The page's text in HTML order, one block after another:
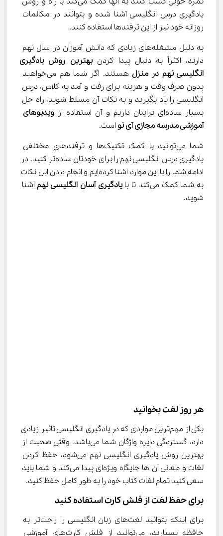
یادگیری درس انگلیسی آشنا شده و بتوانند در مکالمات
روزانه خود نیز از این ترفندها استفاده کنند.
به دلیل مشغله‌های زیادی که دانش آموزان در سال نهم
دارند، اکثراً به دنبال پیدا کردن بهترین روش یادگیری
انگلیسی نهم در منزل
هستند. اگر شما هم می‌خواهید
بدون صرف وقت و هزینه برای رفت و آمد به کلاس، درس
انگلیسی را یاد بگیرید و به نکات آن مسلط شوید، راه حل
بسیار ساده‌ای برایتان داریم و آن استفاده از
ویدیوهای
آموزشی مدرسه مجازی آی نو است.
شما می‌توانید با کمک تکنیک‌ها و ترفندهای مختلفی
یادگیری درس انگلیسی نهم را برای خودتان ساده‌تر کنید. در
ادامه شما را با این موارد آشنا کرده‌ایم و انجام دادن این نکات
به شما کمک می‌کند تا با
یادگیری آسان انگلیسی نهم آشنا
شوید.
هر روز لغت بخوانید
یکی از مهم‌ترین مواردی که در یادگیری انگلیسی تاثیر زیادی
دارد، گستردگی دایره واژگان شما می‌باشد. وقتی صحبت از
بهترین روش یادگیری انگلیسی نهم می‌شود، حفظ کردن
لغات و معانی آن ها جایگاه ویژه‌ای پیدا می‌کند و شما باید
سعی کنید تمام لغات کتاب خود را به طور کامل حفظ کنید.
برای حفظ لغت از فلش کارت استفاده کنید
برای اینکه بتوانید لغت‌های زبان انگلیسی را راحت‌تر به
حافظه بسپارید، می‌توانید از فلش کارت‌های آموزشی